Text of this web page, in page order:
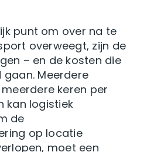
punt om over na te
overweegt, zijn de
– en de kosten die
Meerdere
keren per
kan logistiek
de
op locatie
moet een